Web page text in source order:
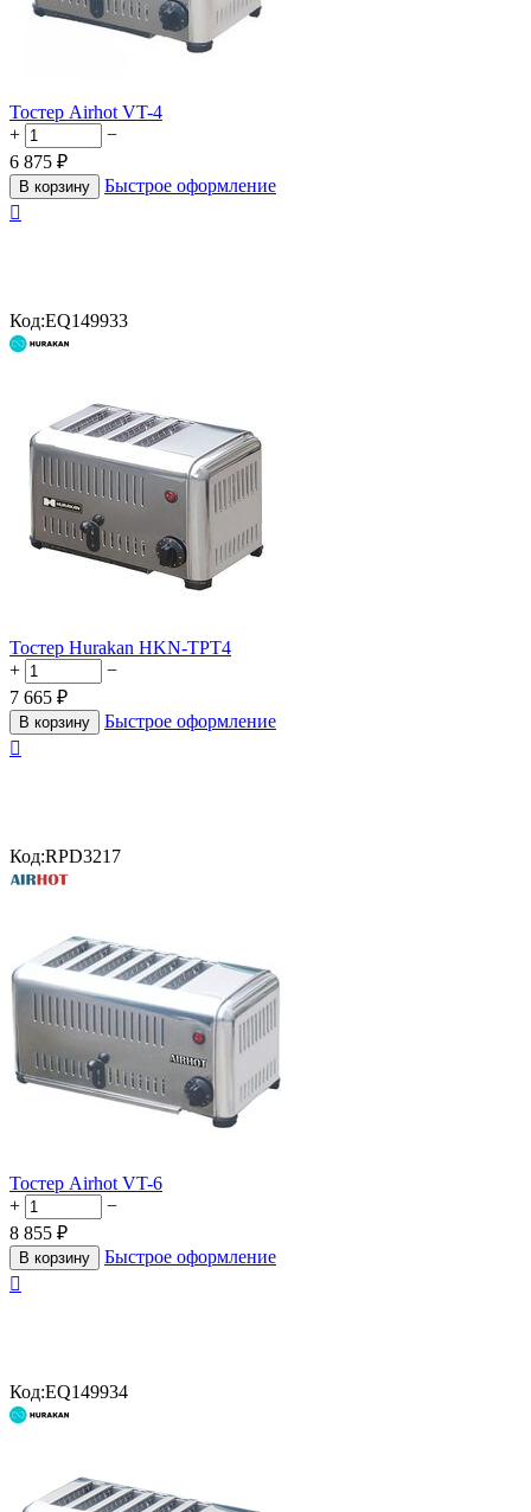
Тостер Airhot VT-4
+
−
6 875 ₽
В корзину
Быстрое оформление

Код:EQ149933
Тостер Hurakan HKN-TPT4
+
−
7 665 ₽
В корзину
Быстрое оформление

Код:RPD3217
Тостер Airhot VT-6
+
−
8 855 ₽
В корзину
Быстрое оформление

Код:EQ149934